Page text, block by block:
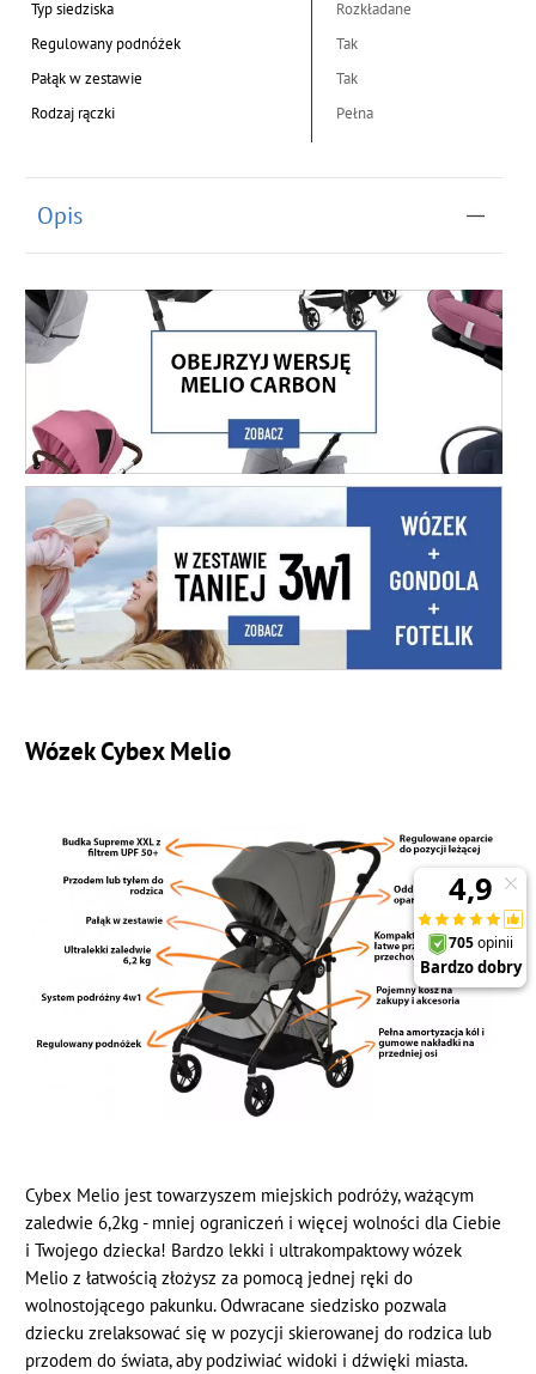
Typ siedziska
Rozkładane
Regulowany podnóżek
Tak
Pałąk w zestawie
Tak
Rodzaj rączki
Pełna
Opis
Wózek Cybex Melio
Cybex Melio jest towarzyszem miejskich podróży, ważącym
zaledwie 6,2kg - mniej ograniczeń i więcej wolności dla Ciebie
i Twojego dziecka! Bardzo lekki i ultrakompaktowy wózek
Melio z łatwością złożysz za pomocą jednej ręki do
wolnostojącego pakunku. Odwracane siedzisko pozwala
dziecku zrelaksować się w pozycji skierowanej do rodzica lub
przodem do świata, aby podziwiać widoki i dźwięki miasta.